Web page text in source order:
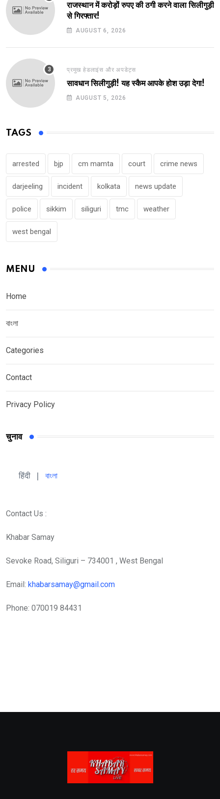
राजस्थान में करोड़ों रुपए की ठगी करने वाला सिलीगुड़ी
से गिरफ्तार!
AUGUST 6, 2026
प्रमुख हेडलाइंस और अपडेट्स
सावधान सिलीगुड़ी! यह स्कैम आपके होश उड़ा देगा!
AUGUST 5, 2026
TAGS
arrested bjp cm mamta court crime news
darjeeling incident kolkata news update
police sikkim siliguri tmc weather
west bengal
MENU
Home
বাংলা
Categories
Contact
Privacy Policy
चुनाव
हिंदी বাংলা
Contact Us :
Khabar Samay
Sevoke Road, Siliguri – 734001 , West Bengal
Email: khabarsamay@gmail.com
Phone: 070019 84431